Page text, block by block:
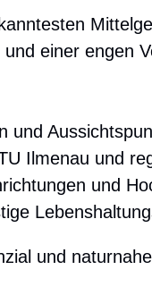
einer engen
und
Ilmenau und
und
und